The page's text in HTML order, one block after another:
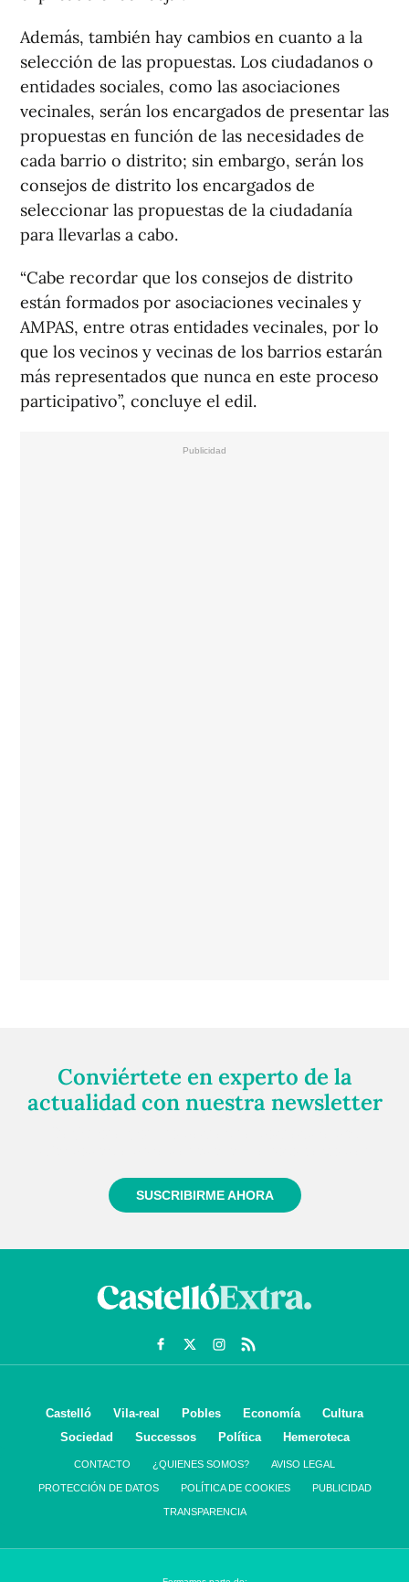
Además, también hay cambios en cuanto a la
selección de las propuestas. Los ciudadanos o
entidades sociales, como las asociaciones
vecinales, serán los encargados de presentar las
propuestas en función de las necesidades de
cada barrio o distrito; sin embargo, serán los
consejos de distrito los encargados de
seleccionar las propuestas de la ciudadanía
para llevarlas a cabo.
“Cabe recordar que los consejos de distrito
están formados por asociaciones vecinales y
AMPAS, entre otras entidades vecinales, por lo
que los vecinos y vecinas de los barrios estarán
más representados que nunca en este proceso
participativo”, concluye el edil.
Conviértete en experto de la
actualidad con nuestra newsletter
SUSCRIBIRME AHORA
Castelló Vila-real Pobles Economía
Cultura
Sociedad
Successos Política Hemeroteca
CONTACTO ¿QUIENES SOMOS? AVISO LEGAL
PROTECCIÓN DE DATOS POLÍTICA DE COOKIES PUBLICIDAD
TRANSPARENCIA